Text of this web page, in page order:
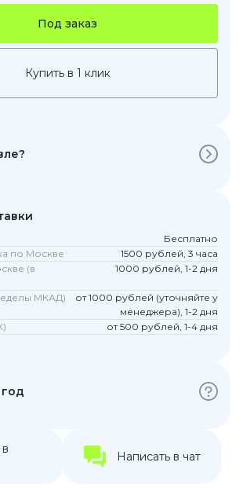
Под заказ
Купить в 1 клик
Бесплатно
по Москве
1500 рублей, 3 часа
(в
1000 рублей, 1-2 дня
МКАД)
от 1000 рублей (уточняйте у
менеджера), 1-2 дня
от 500 рублей, 1-4 дня
год
Написать в чат